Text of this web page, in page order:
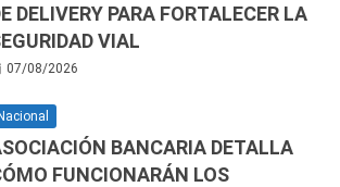
DELIVERY PARA FORTALECER LA
VIAL
07/08/2026
BANCARIA DETALLA
FUNCIONARÁN LOS